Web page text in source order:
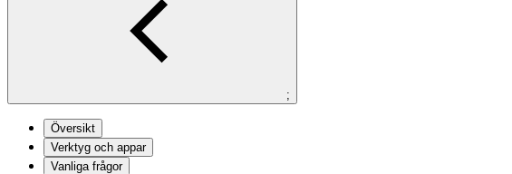
;
Översikt
Verktyg och appar
Vanliga frågor